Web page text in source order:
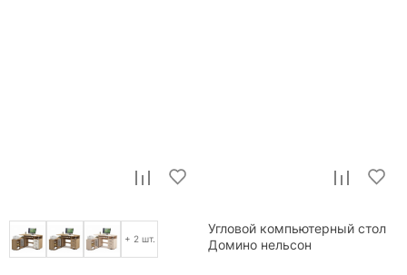
+ 2 шт.
Угловой компьютерный стол
Домино нельсон